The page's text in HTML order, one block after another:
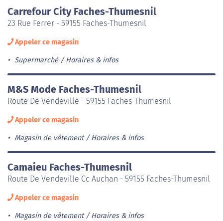
Carrefour City Faches-Thumesnil
23 Rue Ferrer - 59155 Faches-Thumesnil
Appeler ce magasin
Supermarché Horaires & infos
M&S Mode Faches-Thumesnil
Route De Vendeville - 59155 Faches-Thumesnil
Appeler ce magasin
Magasin de vêtement Horaires & infos
Camaieu Faches-Thumesnil
Route De Vendeville Cc Auchan - 59155 Faches-Thumesnil
Appeler ce magasin
Magasin de vêtement Horaires & infos